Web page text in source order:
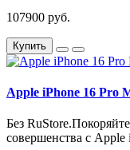
107900 руб.
Купить
Apple iPhone 16 Pro
Без
совершенства с Apple